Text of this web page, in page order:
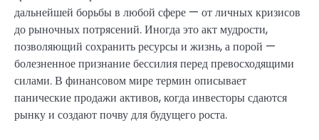
дальнейшей борьбы в любой сфере — от личных кризисов
до рыночных потрясений. Иногда это акт мудрости,
позволяющий сохранить ресурсы и жизнь, а порой —
болезненное признание бессилия перед превосходящими
силами. В финансовом мире термин описывает
панические продажи активов, когда инвесторы сдаются
рынку и создают почву для будущего роста.